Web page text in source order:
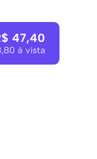
47,40
à vista